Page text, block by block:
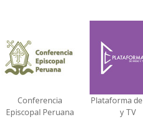
Conferencia
Episcopal Peruana
Plataforma
y TV